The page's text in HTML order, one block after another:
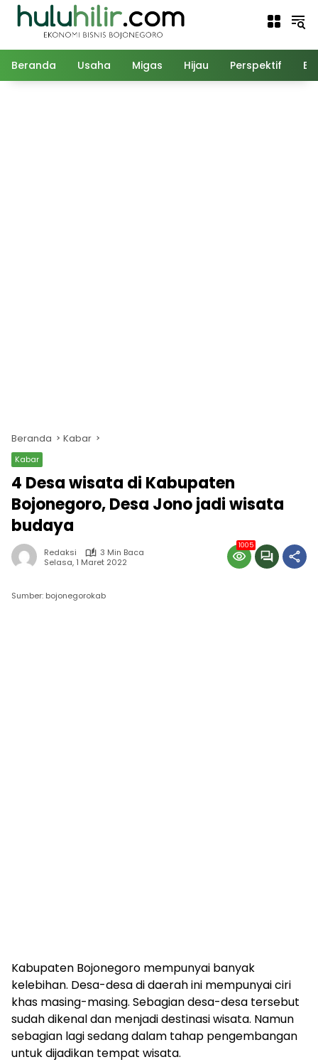
Langsung
Beranda Usaha Migas Hijau Perspektif
Beranda Kabar
Kabar
4 Desa wisata di Kabupaten
Bojonegoro, Desa Jono jadi wisata
budaya
Redaksi
3 Min Baca
Selasa, 1 Maret 2022
1005
Sumber: bojonegorokab
Kabupaten Bojonegoro mempunyai banyak
kelebihan. Desa-desa di daerah ini mempunyai ciri
khas masing-masing. Sebagian desa-desa tersebut
sudah dikenal dan menjadi destinasi wisata. Namun
sebagian lagi sedang dalam tahap pengembangan
untuk dijadikan tempat wisata.